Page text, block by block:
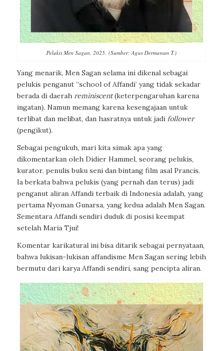
Pelukis Men Sagan, 2025. (Sumber: Agus Dermawan T.)
Yang menarik, Men Sagan selama ini dikenal sebagai
pelukis penganut “school of Affandi’ yang tidak sekadar
berada di daerah reminiscent(keterpengaruhan karena
ingatan). Namun memang karena kesengajaan untuk
terlibat dan melibat, dan hasratnya untuk jadi follower
(pengikut).
Sebagai pengukuh, mari kita simak apa yang
dikomentarkan oleh Didier Hammel, seorang pelukis,
kurator, penulis buku seni dan bintang film asal Prancis.
Ia berkata bahwa pelukis (yang pernah dan terus) jadi
penganut aliran Affandi terbaik di Indonesia adalah, yang
pertama Nyoman Gunarsa, yang kedua adalah Men Sagan.
Sementara Affandi sendiri duduk di posisi keempat
setelah Maria Tjui!
Komentar karikatural ini bisa ditarik sebagai pernyataan,
bahwa lukisan-lukisan affandisme Men Sagan sering lebih
bermutu dari karya Affandi sendiri, sang pencipta aliran.